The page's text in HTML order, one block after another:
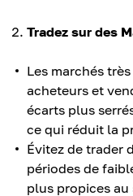
Tradez sur des
Les marchés
acheteurs et
écarts plus
ce qui réduit la
Évitez de trader
périodes de
plus propices au